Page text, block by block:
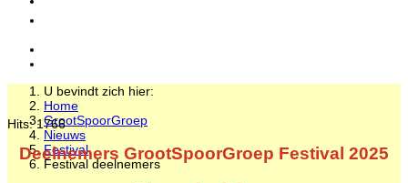
U bevindt zich hier:
Home
GrootSpoorGroep
Nieuws
Festival
Festival deelnemers
Hits: 1766
Deelnemers GrootSpoorGroep Festival 2025